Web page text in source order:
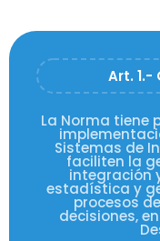
Art.
La Norma tiene
Sistemas de
faciliten la
integración
estadística y
procesos
decisiones,